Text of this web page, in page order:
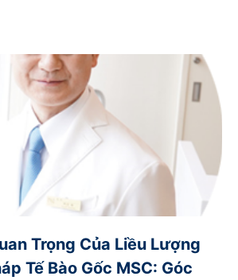
Trọng Của Liều Lượng
Tế Bào Gốc MSC: Góc